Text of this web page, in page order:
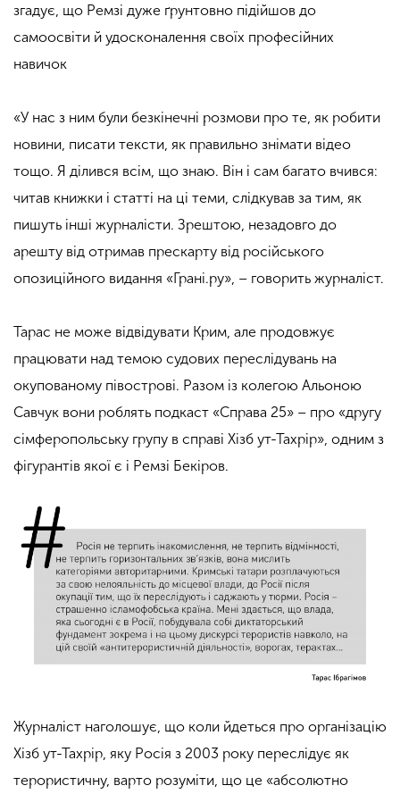
згадує, що Ремзі дуже ґрунтовно підійшов до
самоосвіти й удосконалення своїх професійних
навичок
«У нас з ним були безкінечні розмови про те, як робити
новини, писати тексти, як правильно знімати відео
тощо. Я ділився всім, що знаю. Він і сам багато вчився:
читав книжки і статті на ці теми, слідкував за тим, як
пишуть інші журналісти. Зрештою, незадовго до
арешту від отримав прескарту від російського
опозиційного видання «Грані.ру», – говорить журналіст.
Тарас не може відвідувати Крим, але продовжує
працювати над темою судових переслідувань на
окупованому півострові. Разом із колегою Альоною
Савчук вони роблять подкаст «Справа 25» – про «другу
сімферопольську групу в справі Хізб ут-Тахрір», одним з
фігурантів якої є і Ремзі Бекіров.
Журналіст наголошує, що коли йдеться про організацію
Хізб ут-Тахрір, яку Росія з 2003 року переслідує як
терористичну, варто розуміти, що це «абсолютно